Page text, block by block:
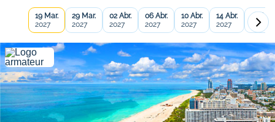
19 Mar.
2027
29 Mar.
2027
02 Abr.
2027
06 Abr.
2027
10 Abr.
2027
14 Abr.
2027
18 Abr.
2027